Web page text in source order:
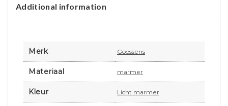
Additional information
Merk Goossens
Materiaal marmer
Kleur Licht marmer